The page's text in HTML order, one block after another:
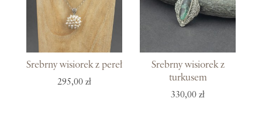
Srebrny wisiorek z pereł
295,00 zł
Srebrny wisiorek z
turkusem
330,00 zł